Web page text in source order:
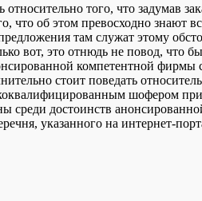
того, что задумав
что об этом превосходно
там служат этому
вот, это отнюдь не повод, что
компетентной
стоит поведать
шофером
среди достоинств
указанного на интернет-